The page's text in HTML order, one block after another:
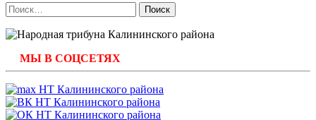
Найти:
МЫ В СОЦСЕТЯХ